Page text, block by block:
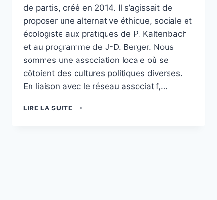
de partis, créé en 2014. Il s’agissait de
proposer une alternative éthique, sociale et
écologiste aux pratiques de P. Kaltenbach
et au programme de J-D. Berger. Nous
sommes une association locale où se
côtoient des cultures politiques diverses.
En liaison avec le réseau associatif,…
LIRE LA SUITEADHÉREZ,